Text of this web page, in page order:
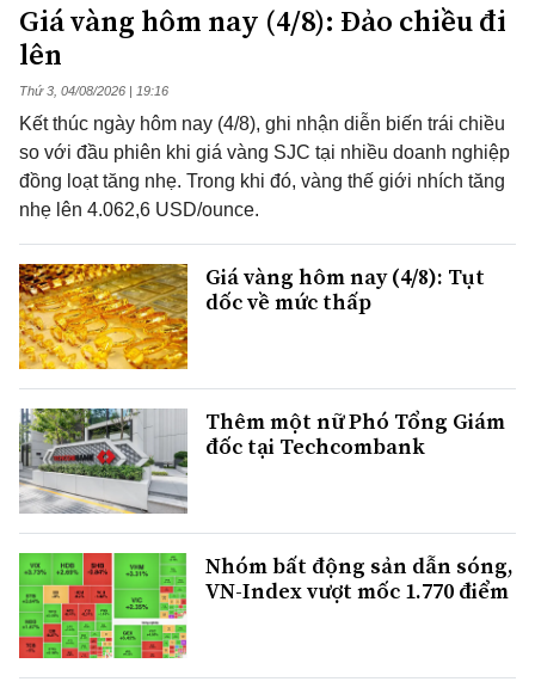
Giá vàng hôm nay (4/8): Đảo chiều đi
lên
Thứ 3, 04/08/2026 | 19:16
Kết thúc ngày hôm nay (4/8), ghi nhận diễn biến trái chiều
so với đầu phiên khi giá vàng SJC tại nhiều doanh nghiệp
đồng loạt tăng nhẹ. Trong khi đó, vàng thế giới nhích tăng
nhẹ lên 4.062,6 USD/ounce.
Giá vàng hôm nay (4/8): Tụt
dốc về mức thấp
Thêm một nữ Phó Tổng Giám
đốc tại Techcombank
Nhóm bất động sản dẫn sóng,
VN-Index vượt mốc 1.770 điểm